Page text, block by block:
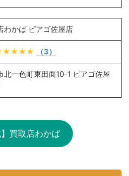
わかば ピアゴ佐屋店
（3）
北一色町東田面10-1 ピアゴ佐屋
】買取店わかば